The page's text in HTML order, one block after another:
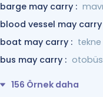
barge may carry :
blood vessel may carry
boat may carry : tekne
bus may carry :
156 Örnek daha